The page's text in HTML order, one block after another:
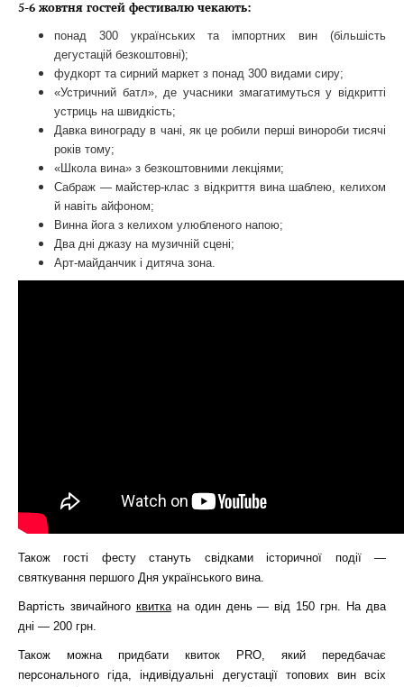
5-6 жовтня гостей фестивалю чекають:
понад 300 українських та імпортних вин (більшість
дегустацій безкоштовні);
фудкорт та сирний маркет з понад 300 видами сиру;
«Устричний батл», де учасники змагатимуться у відкритті
устриць на швидкість;
Давка винограду в чані, як це робили перші винороби тисячі
років тому;
«Школа вина» з безкоштовними лекціями;
Сабраж — майстер-клас з відкриття вина шаблею, келихом
й навіть айфоном;
Винна йога з келихом улюбленого напою;
Два дні джазу на музичній сцені;
Арт-майданчик і дитяча зона.
Також гості фесту стануть свідками історичної події —
святкування першого Дня українського вина.
Вартість звичайного квиткана один день — від 150 грн. На два
дні — 200 грн.
Також можна придбати квиток PRO, який передбачає
персонального гіда, індивідуальні дегустації топових вин всіх